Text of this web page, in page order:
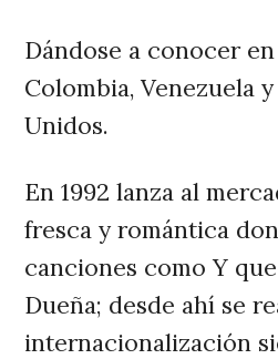
Dándose a conocer
Colombia, Venezuela
Unidos.
En 1992 lanza al
fresca y romántica
canciones como Y
Dueña; desde ahí se
internacionalización